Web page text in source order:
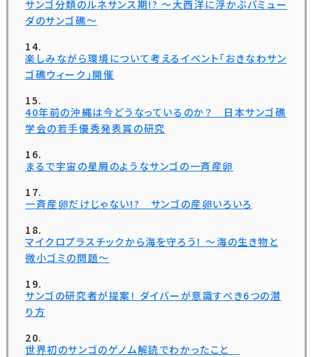
サンゴ分類のルネサンス期!? ～大西洋に浮かぶバミュー
ダのサンゴ礁～
楽しみながら環境について考えるイベント「おきなわサン
ゴ礁ウィーク」開催
40年前の沖縄は今どうなっているのか？ 日本サンゴ礁
学会の若手優秀発表賞の研究
まるで宇宙の星屑のようなサンゴの一斉産卵
一斉産卵だけじゃない!? サンゴの産卵いろいろ
マイクロプラスチックから海を守ろう！ ～海の生き物と
微小ゴミの問題～
サンゴの研究者が提案！ ダイバーが意識すべき6つの潜
り方
世界初のサンゴのゲノム解読でわかったこと